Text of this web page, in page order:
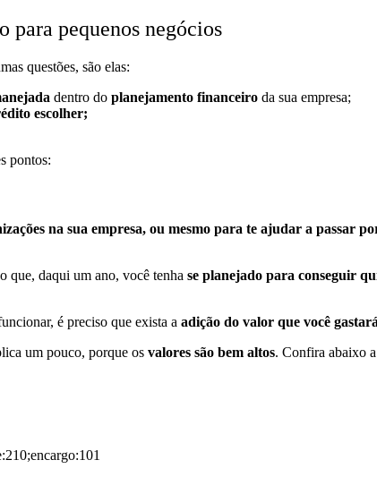
para pequenos negócios
questões, são elas:
dentro do planejamento financeiro da sua empresa;
escolher;
pontos:
na sua empresa, ou mesmo para te ajudar a passar
que, daqui um ano, você tenha se planejado para conseguir
é preciso que exista a adição do valor que você gastará
um pouco, porque os valores são bem altos. Confira abaixo